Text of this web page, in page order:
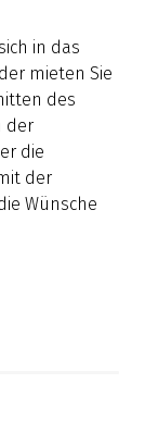
in das
mieten Sie
des
der
die
der
Wünsche